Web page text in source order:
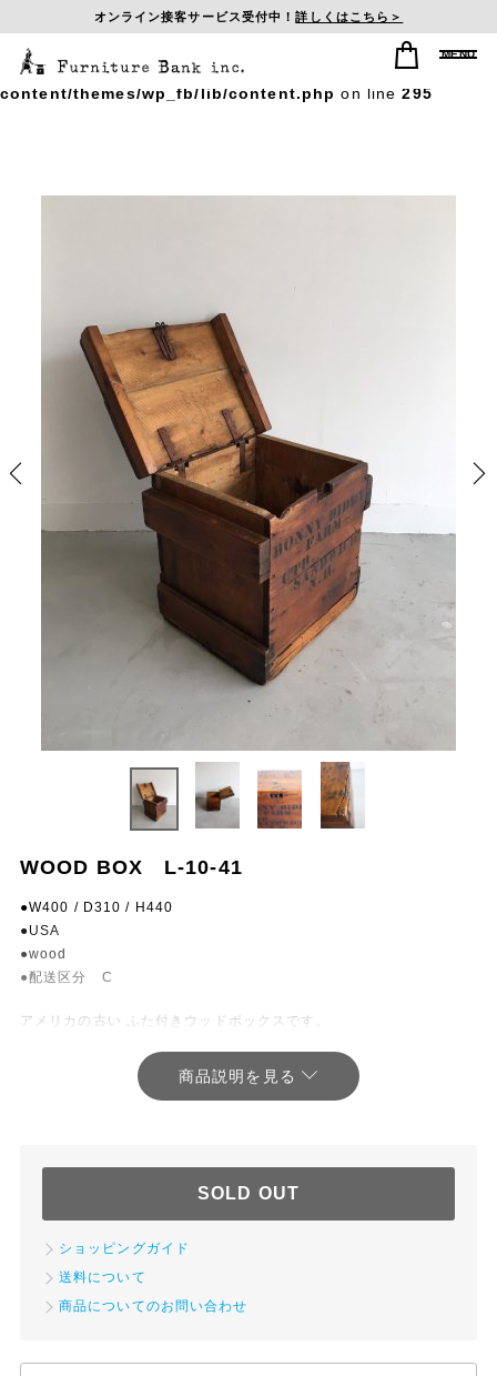
: Undefined array key "postid_history" in
/home/sasagumi/f-b-inc.com/public_html/wp/wp-
content/themes/wp_fb/lib/content.php on line295
オンライン接客サービス受付中！詳しくはこちら＞
WOOD BOX L-10-41
●W400 / D310 / H440
●USA
●wood
●配送区分 C
アメリカの古い ふた付きウッドボックスです。
つまみで簡単に開けることができるタイプです。
SOLD OUT
ショッピングガイド
送料について
商品についてのお問い合わせ